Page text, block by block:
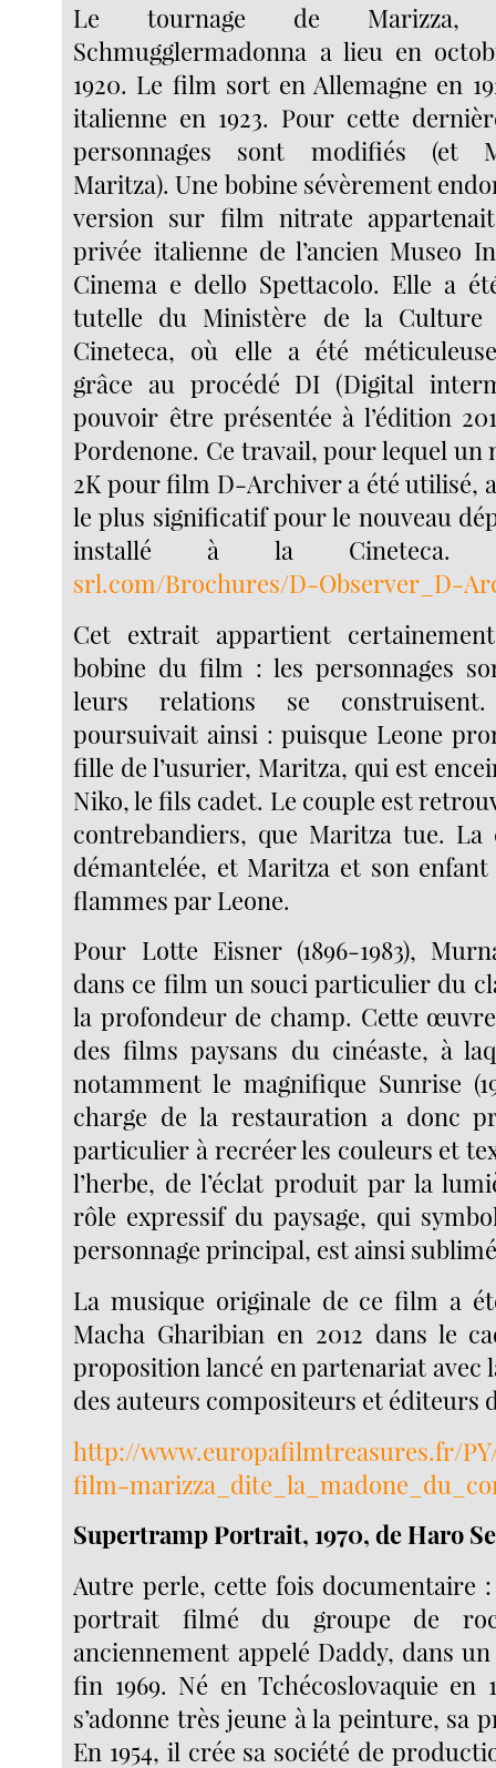
Le tournage de Marizza,
Schmugglermadonna a lieu en
1920. Le film sort en Allemagne en
italienne en 1923. Pour cette
personnages sont modifiés (et
Maritza). Une bobine sévèrement
version sur film nitrate
privée italienne de l’ancien Museo
Cinema e dello Spettacolo. Elle a
tutelle du Ministère de la
Cineteca, où elle a été
grâce au procédé DI (Digital
pouvoir être présentée à l’édition
Pordenone. Ce travail, pour lequel un
2K pour film D-Archiver a été utilisé,
le plus significatif pour le nouveau
installé à la
srl.com/Brochures/D-Observer_D-
Cet extrait appartient
bobine du film : les personnages
leurs relations se
poursuivait ainsi : puisque Leone
fille de l’usurier, Maritza, qui est
Niko, le fils cadet. Le couple est
contrebandiers, que Maritza tue. La
démantelée, et Maritza et son enfant
flammes par Leone.
Pour Lotte Eisner (1896-1983),
dans ce film un souci particulier du
la profondeur de champ. Cette
des films paysans du cinéaste, à
notamment le magnifique Sunrise
charge de la restauration a donc
particulier à recréer les couleurs et
l’herbe, de l’éclat produit par la
rôle expressif du paysage, qui
personnage principal, est ainsi
La musique originale de ce film a
Macha Gharibian en 2012 dans le
proposition lancé en partenariat avec
des auteurs compositeurs et éditeurs
http://www.europafilmtreasures.fr/
film-
Supertramp Portrait, 1970, de Haro
Autre perle, cette fois documentaire
portrait filmé du groupe de
anciennement appelé Daddy, dans
fin 1969. Né en Tchécoslovaquie en
s’adonne très jeune à la peinture, sa
En 1954, il crée sa société de